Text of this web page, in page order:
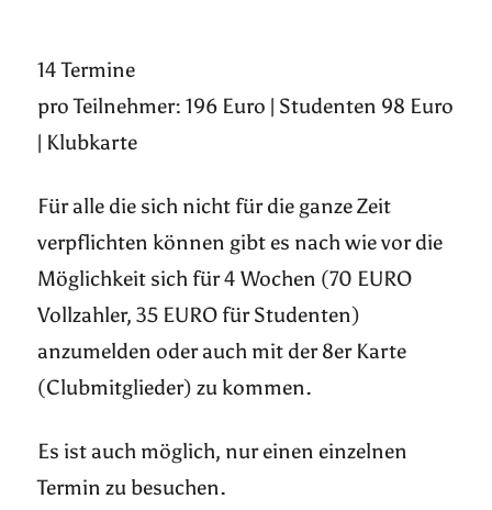
14 Termine
pro Teilnehmer: 196 Euro | Studenten 98 Euro
| Klubkarte
Für alle die sich nicht für die ganze Zeit
verpflichten können gibt es nach wie vor die
Möglichkeit sich für 4 Wochen (70 EURO
Vollzahler, 35 EURO für Studenten)
anzumelden oder auch mit der 8er Karte
(Clubmitglieder) zu kommen.
Es ist auch möglich, nur einen einzelnen
Termin zu besuchen.